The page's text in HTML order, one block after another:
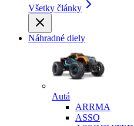
Všetky články
Náhradné diely
Autá
ARRMA
ASSO